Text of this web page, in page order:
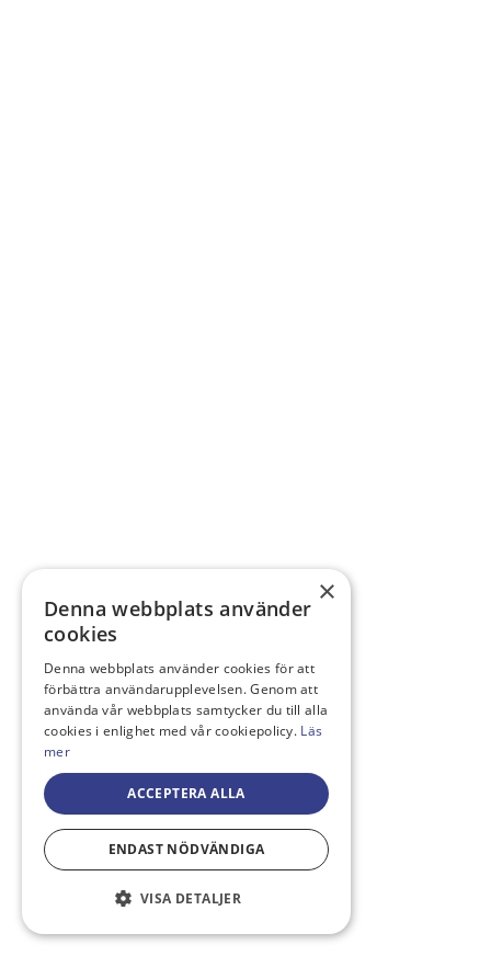
×
Denna webbplats använder
cookies
Denna webbplats använder cookies för att
förbättra användarupplevelsen. Genom att
använda vår webbplats samtycker du till alla
cookies i enlighet med vår cookiepolicy. Läs
mer
ACCEPTERA ALLA
ENDAST NÖDVÄNDIGA
VISA DETALJER